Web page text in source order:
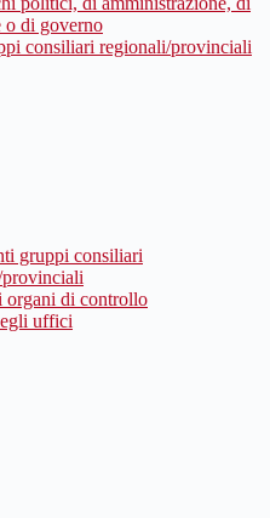
o di governo
consiliari regionali/provinciali
gruppi consiliari
organi di controllo
uffici